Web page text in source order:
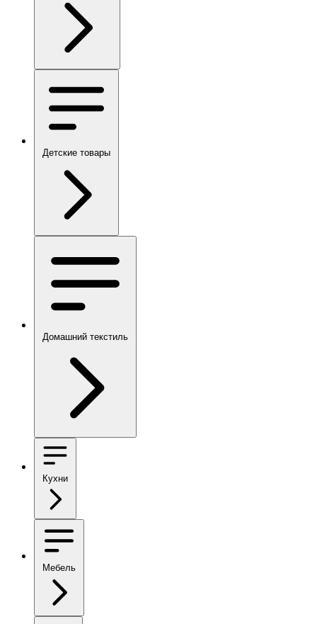
Детские товары
Домашний текстиль
Кухни
Мебель